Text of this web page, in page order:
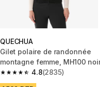
QUECHUA
Gilet polaire de randonnée
montagne femme, MH100
4.8
4.8 out of 5 stars from 2835
(2835)